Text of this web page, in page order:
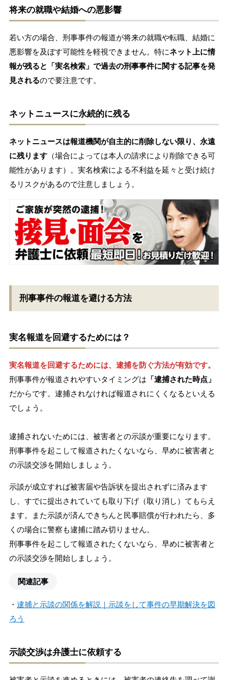
将来の就職や結婚への悪影響
若い方の場合、刑事事件の報道が将来の就職や転職、結婚に
悪影響を及ぼす可能性を軽視できません。特にネット上に情
報が残ると「実名検索」で過去の刑事事件に関する記事を発
見されるので要注意です。
ネットニュースに永続的に残る
ネットニュースは報道機関が自主的に削除しない限り、永遠
に残ります（場合によっては本人の請求により削除できる可
能性があります）。実名検索による不利益を延々と受け続け
るリスクがあるので注意しましょう。
刑事事件の報道を避ける方法
実名報道を回避するためには？
実名報道を回避するためには、逮捕を防ぐ方法が有効です。
刑事事件が報道されやすいタイミングは 「逮捕された時点」
だからです。逮捕されなければ報道されにくくなるといえる
でしょう。
逮捕されないためには、被害者との示談が重要になります。
刑事事件を起こして報道されたくないなら、早めに被害者と
の示談交渉を開始しましょう。
示談が成立すれば被害届や告訴状を提出されずに済みます
し、すでに提出されていても取り下げ（取り消し）てもらえ
ます。また示談が済んできちんと民事賠償が行われたら、多
くの場合に警察も逮捕に踏み切りません。
刑事事件を起こして報道されたくないなら、早めに被害者と
の示談交渉を開始しましょう。
関連記事
・ 逮捕と示談の関係を解説｜示談をして事件の早期解決を図
ろう
示談交渉は弁護士に依頼する